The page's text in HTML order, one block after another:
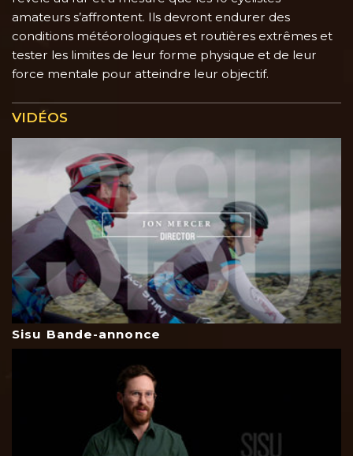
amateurs s’affrontent. Ils devront endurer des
conditions météorologiques et routières extrêmes et
tester les limites de leur forme physique et de leur
force mentale pour atteindre leur objectif.
VIDÉOS
Sisu Bande-annonce